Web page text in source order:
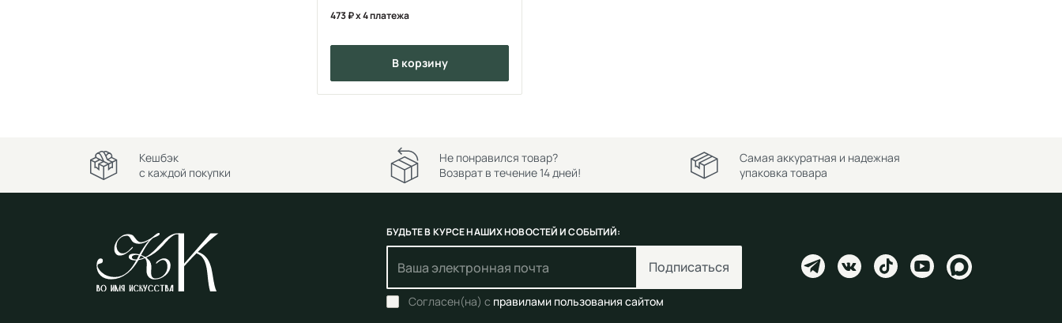
473 x 4 платежа
в корзину
Кешбэк
с каждой покупки
Не понравился товар?
Возврат в течение 14 дней!
Самая аккуратная и надежная
упаковка товара
БУДЬТЕ В КУРСЕ НАШИХ НОВОСТЕЙ И СОБЫТИЙ:
Подписаться
Согласен(на) с правилами пользования сайтом